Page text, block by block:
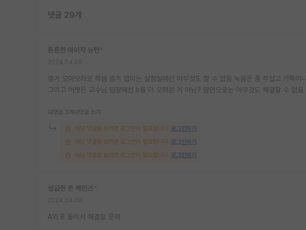
댓글 29개
튼튼한 아이작 뉴턴
증거 모아오라로 하셈 증거 없이는 실험실에선 아무것도 할 수 없음 녹음은 좀 무섭고 카톡
그리고 어쨋든 교수님 입장에선 b를 더 오래본 거 아님? 말만으로는 아무것도 해결할 수 없음
대댓글 3개 대댓글 쓰기
해당 댓글을 보려면 로그인이 필요합니다. 로그인하기
해당 댓글을 보려면 로그인이 필요합니다. 로그인하기
해당 댓글을 보려면 로그인이 필요합니다. 로그인하기
성급한 존 케인즈
A와 B 둘이서 해결할 문제